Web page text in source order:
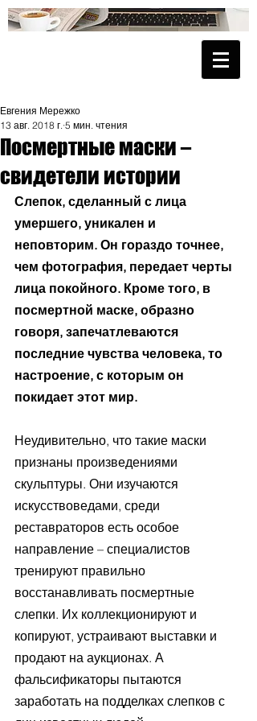
Посмертные маски –
свидетели истории
Евгения Мережко
13 авг. 2018 г. 5 мин. чтения
Слепок, сделанный с лица
умершего, уникален и
неповторим. Он гораздо точнее,
чем фотография, передает черты
лица покойного. Кроме того, в
посмертной маске, образно
говоря, запечатлеваются
последние чувства человека, то
настроение, с которым он
покидает этот мир.
Неудивительно, что такие маски
признаны произведениями
скульптуры. Они изучаются
искусствоведами, среди
реставраторов есть особое
направление – специалистов
тренируют правильно
восстанавливать посмертные
слепки. Их коллекционируют и
копируют, устраивают выставки и
продают на аукционах. А
фальсификаторы пытаются
заработать на подделках слепков с